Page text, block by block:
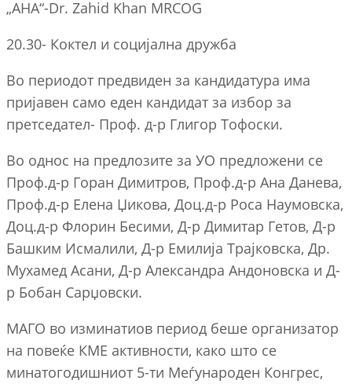
„АНА“-Dr. Zahid Khan MRCOG
20.30- Коктел и социјална дружба
Во периодот предвиден за кандидатура има
пријавен само еден кандидат за избор за
претседател- Проф. д-р Глигор Тофоски.
Во однос на предлозите за УО предложени се
Проф.д-р Горан Димитров, Проф.д-р Ана Данева,
Проф.д-р Елена Џикова, Доц.д-р Роса Наумовска,
Доц.д-р Флорин Бесими, Д-р Димитар Гетов, Д-р
Башким Исмалили, Д-р Емилија Трајковска, Др.
Мухамед Асани, Д-р Александра Андоновска и Д-
р Бобан Сарџовски.
МАГО во изминатиов период беше организатор
на повеќе КМЕ активности, како што се
минатогодишниот 5-ти Меѓународен Конгрес,